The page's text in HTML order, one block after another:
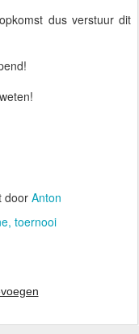
dus verstuur dit
doorAnton
toernooi